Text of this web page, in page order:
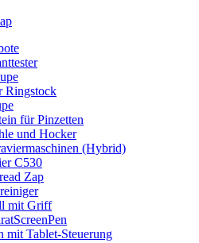
Ringstock
für Pinzetten
und Hocker
(Hybrid)
C530
Zap
mit Griff
mit Tablet-Steuerung